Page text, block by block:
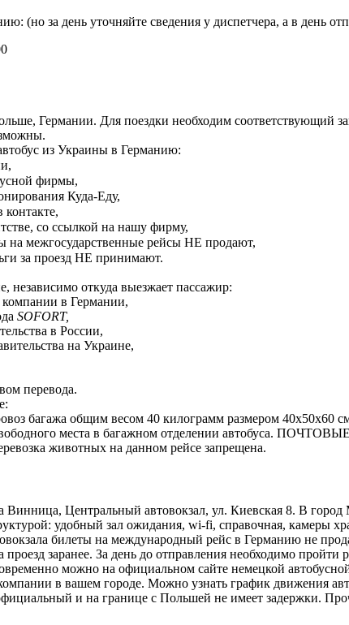
(но за день уточняйте сведения у диспетчера, а в день
Германии. Для поездки необходим соответствующий
из Украины в Германию:
фирмы,
Куда-Еду,
со ссылкой на нашу фирму,
на межгосударственные рейсы НЕ продают,
за проезд НЕ принимают.
независимо откуда выезжает пассажир:
компании в Германии,
SOFORT,
в России,
на Украине,
перевода.
багажа общим весом 40 килограмм размером 40х50х60
места в багажном отделении автобуса.
животных на данном рейсе запрещена.
Винница, Центральный автовокзал, ул. Киевская 8. В
удобный зал ожидания, wi-fi, справочная, камеры
билеты на международный рейс в Германию не
заранее. За день до отправления необходимо
можно на официальном сайте немецкой
в вашем городе. Можно узнать график движения
и на границе с Польшей не имеет задержки.